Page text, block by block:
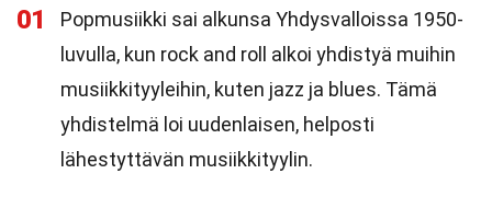
01
Popmusiikki sai alkunsa Yhdysvalloissa 1950-
luvulla, kun rock and roll alkoi yhdistyä muihin
musiikkityyleihin, kuten jazz ja blues. Tämä
yhdistelmä loi uudenlaisen, helposti
lähestyttävän musiikkityylin.